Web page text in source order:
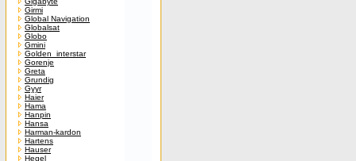
Girmi
Global Navigation
Globalsat
Globo
Gmini
Golden_interstar
Gorenje
Greta
Grundig
Gyyr
Haier
Hama
Hanpin
Hansa
Harman-kardon
Hartens
Hauser
Hegel